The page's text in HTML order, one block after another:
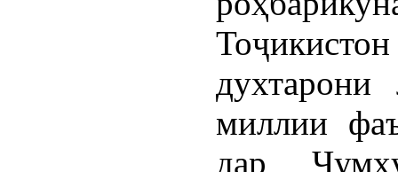
духтарони
миллии
дар